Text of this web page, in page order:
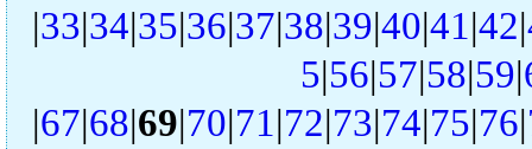
|33|34|35|36|37|38|39|40|41|42|
5|56|57|58|59|
|67|68|69|70|71|72|73|74|75|76|